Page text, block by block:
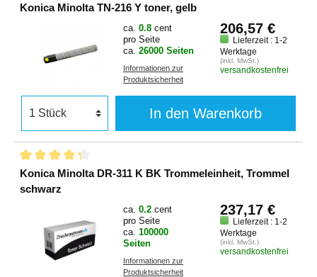
Konica Minolta TN-216 Y toner, gelb
ca. 0.8 cent
pro Seite
ca. 26000 Seiten
Informationen zur
Produktsicherheit
206,57 €
Lieferzeit : 1-2
Werktage
(inkl. MwSt.)
versandkostenfrei
In den Warenkorb
Konica Minolta DR-311 K BK Trommeleinheit, Trommel
schwarz
ca. 0.2 cent
pro Seite
ca. 100000
Seiten
Informationen zur
Produktsicherheit
237,17 €
Lieferzeit : 1-2
Werktage
(inkl. MwSt.)
versandkostenfrei